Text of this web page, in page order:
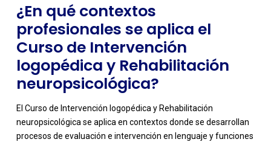
¿En qué contextos
profesionales se aplica el
Curso de Intervención
logopédica y Rehabilitación
neuropsicológica?
El Curso de Intervención logopédica y Rehabilitación
neuropsicológica se aplica en contextos donde se desarrollan
procesos de evaluación e intervención en lenguaje y funciones